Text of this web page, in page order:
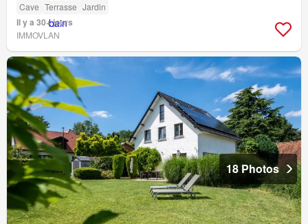
Cave Terrasse Jardin
Il y a 30+ jours
IMMOVLAN
18 Photos